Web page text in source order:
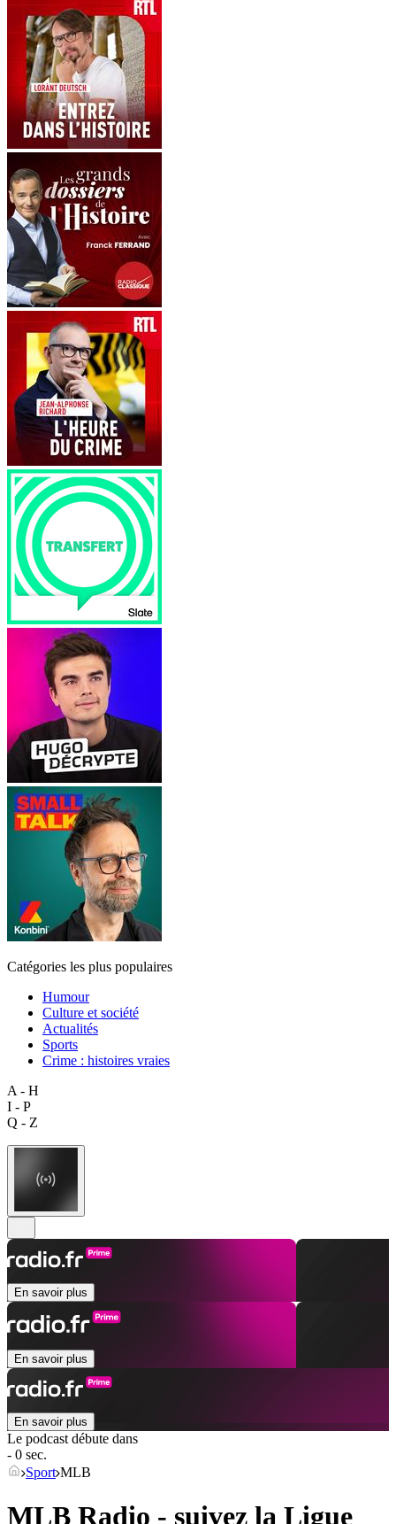
Catégories les plus populaires
Humour
Culture et société
Actualités
Sports
Crime : histoires vraies
A - H
I - P
Q - Z
En savoir plus
En savoir plus
En savoir plus
Le podcast débute dans
- 0 sec.
Sport MLB
MLB Radio - suivez la Ligue